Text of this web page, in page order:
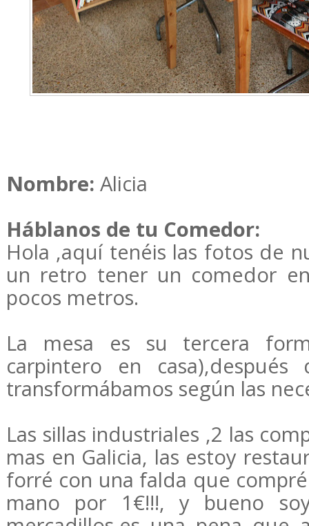
Nombre: Alicia
Háblanos de tu Comedor:
Hola ,aquí tenéis las fotos de
un retro tener un comedor
pocos metros.
La mesa es su tercera
carpintero en
transformábamos según las
Las sillas industriales ,2 las
mas en Galicia, las estoy
forré con una falda que
mano por 1€!!!, y bueno